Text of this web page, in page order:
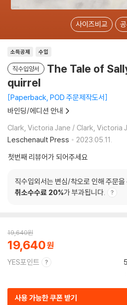
사이즈비교
소득공제 수입
직수입양서
The Tale of
quirrel
Paperback, POD 주문제작도서
바인딩/에디션 안내
Clark, Victoria Jane / Clark, Victoria
Leschenault Press
2023.05.11.
첫번째 리뷰어가 되어주세요
직수입외서는 변심/착오로 인해 주문을
취소수수료 20%가 부과됩니다.
19,640원
19,640
YES포인트
사용 가능한 쿠폰 받기